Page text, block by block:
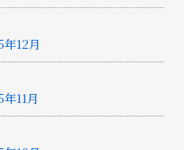
12月
11月